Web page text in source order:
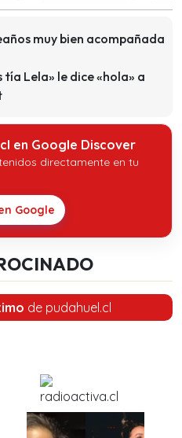
muy bien acompañada
Lela» le dice «hola» a
en Google Discover
directamente en tu
Google
de pudahuel.cl